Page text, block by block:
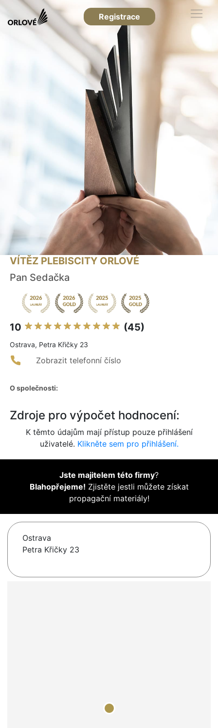
Registrace
VÍTĚZ PLEBISCITY ORLOVÉ
Pan Sedačka
10 (45)
Ostrava, Petra Křičky 23
Zobrazit telefonní číslo
O společnosti:
Zdroje pro výpočet hodnocení:
K těmto údajům mají přístup pouze přihlášení
uživatelé. Klikněte sem pro přihlášení.
Jste majitelem této firmy?
Blahopřejeme! Zjistěte jestli můžete získat
propagační materiály!
Ostrava
Petra Křičky 23